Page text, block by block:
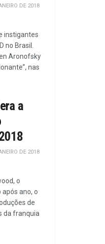
DE 2018
instigantes
no Brasil.
Aronofsky
nas
a
DE 2018
o
ano, o
de
da franquia